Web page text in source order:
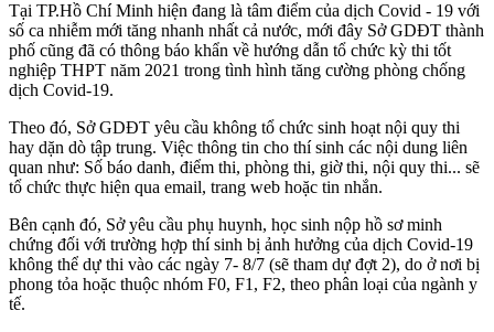
Tại TP.Hồ Chí Minh hiện đang là tâm điểm của dịch Covid - 19 với
số ca nhiễm mới tăng nhanh nhất cả nước, mới đây Sở GDĐT thành
phố cũng đã có thông báo khẩn về hướng dẫn tổ chức kỳ thi tốt
nghiệp THPT năm 2021 trong tình hình tăng cường phòng chống
dịch Covid-19.
Theo đó, Sở GDĐT yêu cầu không tổ chức sinh hoạt nội quy thi
hay dặn dò tập trung. Việc thông tin cho thí sinh các nội dung liên
quan như: Số báo danh, điểm thi, phòng thi, giờ thi, nội quy thi... sẽ
tổ chức thực hiện qua email, trang web hoặc tin nhắn.
Bên cạnh đó, Sở yêu cầu phụ huynh, học sinh nộp hồ sơ minh
chứng đối với trường hợp thí sinh bị ảnh hưởng của dịch Covid-19
không thể dự thi vào các ngày 7- 8/7 (sẽ tham dự đợt 2), do ở nơi bị
phong tỏa hoặc thuộc nhóm F0, F1, F2, theo phân loại của ngành y
tế.